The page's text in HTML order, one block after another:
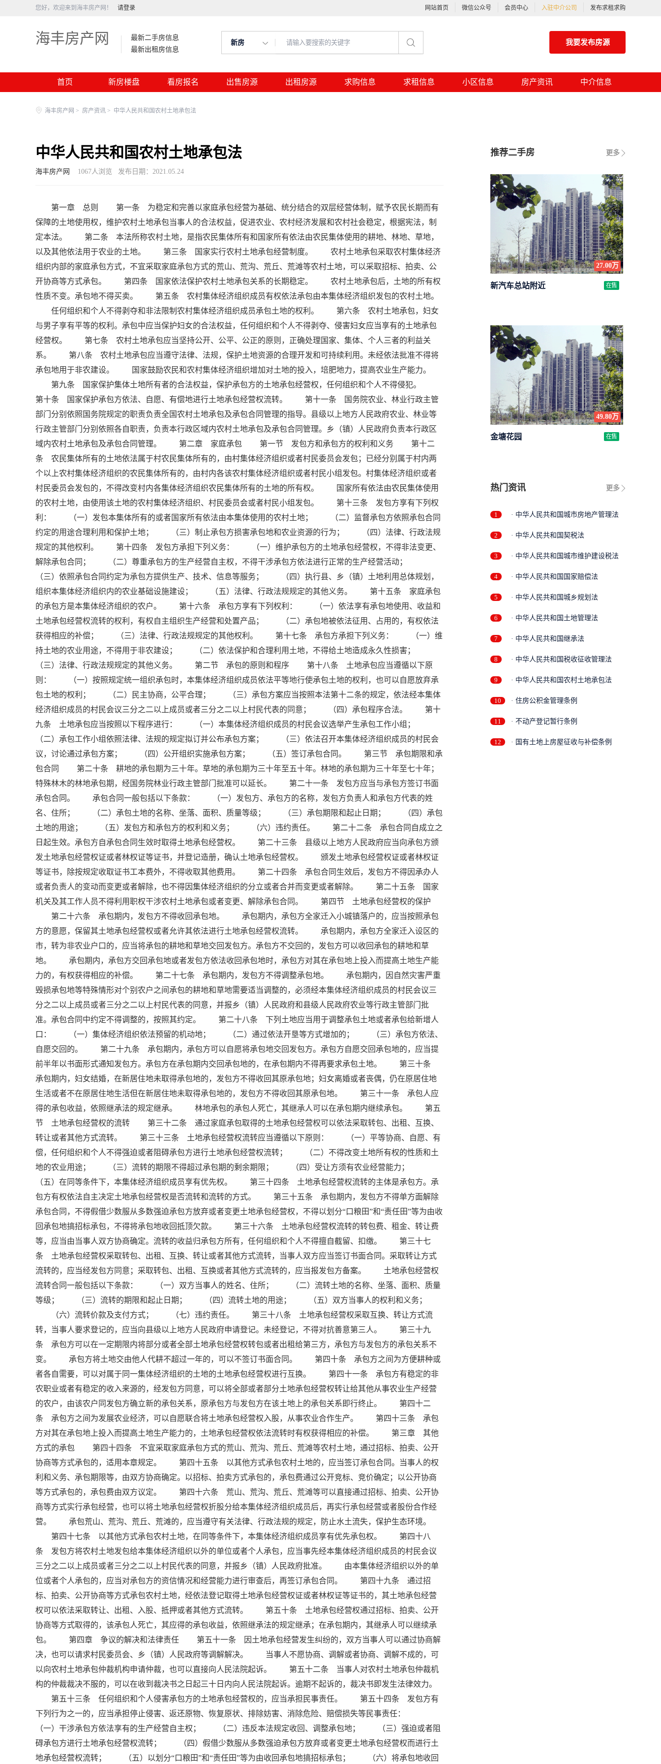
您好，欢迎来到海丰房产网！ 请登录 网站首页 微信公众号 会员中心 入驻中介公司 发布求租求购
海丰房产网
最新二手房信息
最新出租房信息
新房 我要发布房源
首页 新房楼盘 看房报名 出售房源 出租房源 求购信息 求租信息 小区信息 房产资讯 中介信息
海丰房产网 > 房产资讯 > 中华人民共和国农村土地承包法
中华人民共和国农村土地承包法
海丰房产网 1067人浏览 发布日期：2021.05.24
第一章 总则 第一条 为稳定和完善以家庭承包经营为基础、统分结合的双层经营体制，赋予农民长期而有
保障的土地使用权，维护农村土地承包当事人的合法权益，促进农业、农村经济发展和农村社会稳定，根据宪法，制
定本法。 第二条 本法所称农村土地，是指农民集体所有和国家所有依法由农民集体使用的耕地、林地、草地，
以及其他依法用于农业的土地。 第三条 国家实行农村土地承包经营制度。 农村土地承包采取农村集体经济
组织内部的家庭承包方式，不宜采取家庭承包方式的荒山、荒沟、荒丘、荒滩等农村土地，可以采取招标、拍卖、公
开协商等方式承包。 第四条 国家依法保护农村土地承包关系的长期稳定。 农村土地承包后，土地的所有权
性质不变。承包地不得买卖。 第五条 农村集体经济组织成员有权依法承包由本集体经济组织发包的农村土地。
任何组织和个人不得剥夺和非法限制农村集体经济组织成员承包土地的权利。 第六条 农村土地承包，妇女
与男子享有平等的权利。承包中应当保护妇女的合法权益，任何组织和个人不得剥夺、侵害妇女应当享有的土地承包
经营权。 第七条 农村土地承包应当坚持公开、公平、公正的原则，正确处理国家、集体、个人三者的利益关
系。 第八条 农村土地承包应当遵守法律、法规，保护土地资源的合理开发和可持续利用。未经依法批准不得将
承包地用于非农建设。 国家鼓励农民和农村集体经济组织增加对土地的投入，培肥地力，提高农业生产能力。
第九条 国家保护集体土地所有者的合法权益，保护承包方的土地承包经营权，任何组织和个人不得侵犯。
第十条 国家保护承包方依法、自愿、有偿地进行土地承包经营权流转。 第十一条 国务院农业、林业行政主管
部门分别依照国务院规定的职责负责全国农村土地承包及承包合同管理的指导。县级以上地方人民政府农业、林业等
行政主管部门分别依照各自职责，负责本行政区域内农村土地承包及承包合同管理。乡（镇）人民政府负责本行政区
域内农村土地承包及承包合同管理。 第二章 家庭承包 第一节 发包方和承包方的权利和义务 第十二
条 农民集体所有的土地依法属于村农民集体所有的，由村集体经济组织或者村民委员会发包；已经分别属于村内两
个以上农村集体经济组织的农民集体所有的，由村内各该农村集体经济组织或者村民小组发包。村集体经济组织或者
村民委员会发包的，不得改变村内各集体经济组织农民集体所有的土地的所有权。 国家所有依法由农民集体使用
的农村土地，由使用该土地的农村集体经济组织、村民委员会或者村民小组发包。 第十三条 发包方享有下列权
利： （一）发包本集体所有的或者国家所有依法由本集体使用的农村土地； （二）监督承包方依照承包合同
约定的用途合理利用和保护土地； （三）制止承包方损害承包地和农业资源的行为； （四）法律、行政法规
规定的其他权利。 第十四条 发包方承担下列义务： （一）维护承包方的土地承包经营权，不得非法变更、
解除承包合同； （二）尊重承包方的生产经营自主权，不得干涉承包方依法进行正常的生产经营活动；
（三）依照承包合同约定为承包方提供生产、技术、信息等服务； （四）执行县、乡（镇）土地利用总体规划，
组织本集体经济组织内的农业基础设施建设； （五）法律、行政法规规定的其他义务。 第十五条 家庭承包
的承包方是本集体经济组织的农户。 第十六条 承包方享有下列权利： （一）依法享有承包地使用、收益和
土地承包经营权流转的权利，有权自主组织生产经营和处置产品； （二）承包地被依法征用、占用的，有权依法
获得相应的补偿； （三）法律、行政法规规定的其他权利。 第十七条 承包方承担下列义务： （一）维
持土地的农业用途，不得用于非农建设； （二）依法保护和合理利用土地，不得给土地造成永久性损害；
（三）法律、行政法规规定的其他义务。 第二节 承包的原则和程序 第十八条 土地承包应当遵循以下原
则： （一）按照规定统一组织承包时，本集体经济组织成员依法平等地行使承包土地的权利，也可以自愿放弃承
包土地的权利； （二）民主协商，公平合理； （三）承包方案应当按照本法第十二条的规定，依法经本集体
经济组织成员的村民会议三分之二以上成员或者三分之二以上村民代表的同意； （四）承包程序合法。 第十
九条 土地承包应当按照以下程序进行： （一）本集体经济组织成员的村民会议选举产生承包工作小组；
（二）承包工作小组依照法律、法规的规定拟订并公布承包方案； （三）依法召开本集体经济组织成员的村民会
议，讨论通过承包方案； （四）公开组织实施承包方案； （五）签订承包合同。 第三节 承包期限和承
包合同 第二十条 耕地的承包期为三十年。草地的承包期为三十年至五十年。林地的承包期为三十年至七十年；
特殊林木的林地承包期，经国务院林业行政主管部门批准可以延长。 第二十一条 发包方应当与承包方签订书面
承包合同。 承包合同一般包括以下条款： （一）发包方、承包方的名称，发包方负责人和承包方代表的姓
名、住所； （二）承包土地的名称、坐落、面积、质量等级； （三）承包期限和起止日期； （四）承包
土地的用途； （五）发包方和承包方的权利和义务； （六）违约责任。 第二十二条 承包合同自成立之
日起生效。承包方自承包合同生效时取得土地承包经营权。 第二十三条 县级以上地方人民政府应当向承包方颁
发土地承包经营权证或者林权证等证书，并登记造册，确认土地承包经营权。 颁发土地承包经营权证或者林权证
等证书，除按规定收取证书工本费外，不得收取其他费用。 第二十四条 承包合同生效后，发包方不得因承办人
或者负责人的变动而变更或者解除，也不得因集体经济组织的分立或者合并而变更或者解除。 第二十五条 国家
机关及其工作人员不得利用职权干涉农村土地承包或者变更、解除承包合同。 第四节 土地承包经营权的保护
第二十六条 承包期内，发包方不得收回承包地。 承包期内，承包方全家迁入小城镇落户的，应当按照承包
方的意愿，保留其土地承包经营权或者允许其依法进行土地承包经营权流转。 承包期内，承包方全家迁入设区的
市，转为非农业户口的，应当将承包的耕地和草地交回发包方。承包方不交回的，发包方可以收回承包的耕地和草
地。 承包期内，承包方交回承包地或者发包方依法收回承包地时，承包方对其在承包地上投入而提高土地生产能
力的，有权获得相应的补偿。 第二十七条 承包期内，发包方不得调整承包地。 承包期内，因自然灾害严重
毁损承包地等特殊情形对个别农户之间承包的耕地和草地需要适当调整的，必须经本集体经济组织成员的村民会议三
分之二以上成员或者三分之二以上村民代表的同意，并报乡（镇）人民政府和县级人民政府农业等行政主管部门批
准。承包合同中约定不得调整的，按照其约定。 第二十八条 下列土地应当用于调整承包土地或者承包给新增人
口： （一）集体经济组织依法预留的机动地； （二）通过依法开垦等方式增加的； （三）承包方依法、
自愿交回的。 第二十九条 承包期内，承包方可以自愿将承包地交回发包方。承包方自愿交回承包地的，应当提
前半年以书面形式通知发包方。承包方在承包期内交回承包地的，在承包期内不得再要求承包土地。 第三十条
承包期内，妇女结婚，在新居住地未取得承包地的，发包方不得收回其原承包地；妇女离婚或者丧偶，仍在原居住地
生活或者不在原居住地生活但在新居住地未取得承包地的，发包方不得收回其原承包地。 第三十一条 承包人应
得的承包收益，依照继承法的规定继承。 林地承包的承包人死亡，其继承人可以在承包期内继续承包。 第五
节 土地承包经营权的流转 第三十二条 通过家庭承包取得的土地承包经营权可以依法采取转包、出租、互换、
转让或者其他方式流转。 第三十三条 土地承包经营权流转应当遵循以下原则： （一）平等协商、自愿、有
偿，任何组织和个人不得强迫或者阻碍承包方进行土地承包经营权流转； （二）不得改变土地所有权的性质和土
地的农业用途； （三）流转的期限不得超过承包期的剩余期限； （四）受让方须有农业经营能力；
（五）在同等条件下，本集体经济组织成员享有优先权。 第三十四条 土地承包经营权流转的主体是承包方。承
包方有权依法自主决定土地承包经营权是否流转和流转的方式。 第三十五条 承包期内，发包方不得单方面解除
承包合同，不得假借少数服从多数强迫承包方放弃或者变更土地承包经营权，不得以划分“口粮田”和“责任田”等为由收
回承包地搞招标承包，不得将承包地收回抵顶欠款。 第三十六条 土地承包经营权流转的转包费、租金、转让费
等，应当由当事人双方协商确定。流转的收益归承包方所有，任何组织和个人不得擅自截留、扣缴。 第三十七
条 土地承包经营权采取转包、出租、互换、转让或者其他方式流转，当事人双方应当签订书面合同。采取转让方式
流转的，应当经发包方同意；采取转包、出租、互换或者其他方式流转的，应当报发包方备案。 土地承包经营权
流转合同一般包括以下条款： （一）双方当事人的姓名、住所； （二）流转土地的名称、坐落、面积、质量
等级； （三）流转的期限和起止日期； （四）流转土地的用途； （五）双方当事人的权利和义务；
（六）流转价款及支付方式； （七）违约责任。 第三十八条 土地承包经营权采取互换、转让方式流
转，当事人要求登记的，应当向县级以上地方人民政府申请登记。未经登记，不得对抗善意第三人。 第三十九
条 承包方可以在一定期限内将部分或者全部土地承包经营权转包或者出租给第三方，承包方与发包方的承包关系不
变。 承包方将土地交由他人代耕不超过一年的，可以不签订书面合同。 第四十条 承包方之间为方便耕种或
者各自需要，可以对属于同一集体经济组织的土地的土地承包经营权进行互换。 第四十一条 承包方有稳定的非
农职业或者有稳定的收入来源的，经发包方同意，可以将全部或者部分土地承包经营权转让给其他从事农业生产经营
的农户，由该农户同发包方确立新的承包关系，原承包方与发包方在该土地上的承包关系即行终止。 第四十二
条 承包方之间为发展农业经济，可以自愿联合将土地承包经营权入股，从事农业合作生产。 第四十三条 承包
方对其在承包地上投入而提高土地生产能力的，土地承包经营权依法流转时有权获得相应的补偿。 第三章 其他
方式的承包 第四十四条 不宜采取家庭承包方式的荒山、荒沟、荒丘、荒滩等农村土地，通过招标、拍卖、公开
协商等方式承包的，适用本章规定。 第四十五条 以其他方式承包农村土地的，应当签订承包合同。当事人的权
利和义务、承包期限等，由双方协商确定。以招标、拍卖方式承包的，承包费通过公开竞标、竞价确定；以公开协商
等方式承包的，承包费由双方议定。 第四十六条 荒山、荒沟、荒丘、荒滩等可以直接通过招标、拍卖、公开协
商等方式实行承包经营，也可以将土地承包经营权折股分给本集体经济组织成员后，再实行承包经营或者股份合作经
营。 承包荒山、荒沟、荒丘、荒滩的，应当遵守有关法律、行政法规的规定，防止水土流失，保护生态环境。
第四十七条 以其他方式承包农村土地，在同等条件下，本集体经济组织成员享有优先承包权。 第四十八
条 发包方将农村土地发包给本集体经济组织以外的单位或者个人承包，应当事先经本集体经济组织成员的村民会议
三分之二以上成员或者三分之二以上村民代表的同意，并报乡（镇）人民政府批准。 由本集体经济组织以外的单
位或者个人承包的，应当对承包方的资信情况和经营能力进行审查后，再签订承包合同。 第四十九条 通过招
标、拍卖、公开协商等方式承包农村土地，经依法登记取得土地承包经营权证或者林权证等证书的，其土地承包经营
权可以依法采取转让、出租、入股、抵押或者其他方式流转。 第五十条 土地承包经营权通过招标、拍卖、公开
协商等方式取得的，该承包人死亡，其应得的承包收益，依照继承法的规定继承；在承包期内，其继承人可以继续承
包。 第四章 争议的解决和法律责任 第五十一条 因土地承包经营发生纠纷的，双方当事人可以通过协商解
决，也可以请求村民委员会、乡（镇）人民政府等调解解决。 当事人不愿协商、调解或者协商、调解不成的，可
以向农村土地承包仲裁机构申请仲裁，也可以直接向人民法院起诉。 第五十二条 当事人对农村土地承包仲裁机
构的仲裁裁决不服的，可以在收到裁决书之日起三十日内向人民法院起诉。逾期不起诉的，裁决书即发生法律效力。
第五十三条 任何组织和个人侵害承包方的土地承包经营权的，应当承担民事责任。 第五十四条 发包方有
下列行为之一的，应当承担停止侵害、返还原物、恢复原状、排除妨害、消除危险、赔偿损失等民事责任：
（一）干涉承包方依法享有的生产经营自主权； （二）违反本法规定收回、调整承包地； （三）强迫或者阻
碍承包方进行土地承包经营权流转； （四）假借少数服从多数强迫承包方放弃或者变更土地承包经营权而进行土
地承包经营权流转； （五）以划分“口粮田”和“责任田”等为由收回承包地搞招标承包； （六）将承包地收回
更多
推荐二手房
27.00万
新汽车总站附近 在售
49.80万
金塘花园 在售
更多
热门资讯
1 · 中华人民共和国城市房地产管理法
2 · 中华人民共和国契税法
3 · 中华人民共和国城市维护建设税法
4 · 中华人民共和国国家赔偿法
5 · 中华人民共和国城乡规划法
6 · 中华人民共和国土地管理法
7 · 中华人民共和国继承法
8 · 中华人民共和国税收征收管理法
9 · 中华人民共和国农村土地承包法
10 · 住房公积金管理条例
11 · 不动产登记暂行条例
12 · 国有土地上房屋征收与补偿条例